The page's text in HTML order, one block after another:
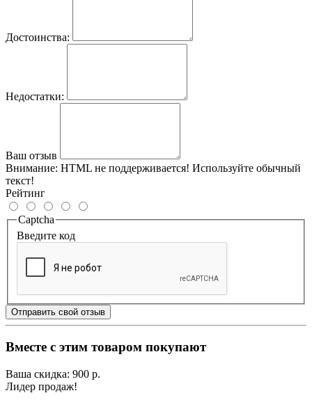
Достоинства:
Недостатки:
Ваш отзыв
Внимание: HTML не поддерживается! Используйте обычный
текст!
Рейтинг
Captcha
Введите код
Отправить свой отзыв
Вместе с этим товаром покупают
Ваша скидка: 900 р.
Лидер продаж!